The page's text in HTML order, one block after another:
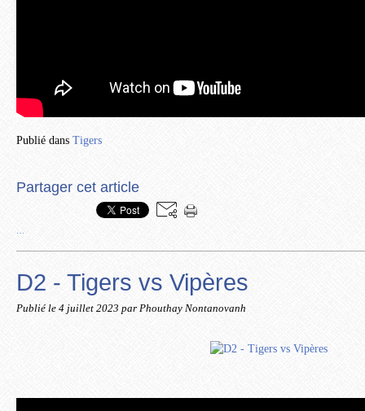
Publié dans Tigers
Partager cet article
…
D2 - Tigers vs Vipères
Publié le 4 juillet 2023 par Phouthay Nontanovanh